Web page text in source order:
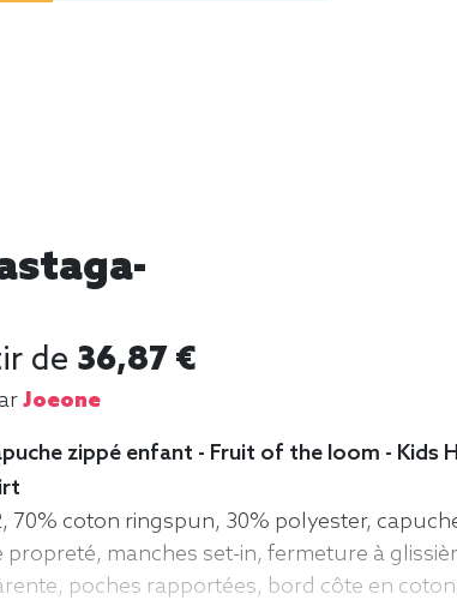
de 36,87 €
Joeone
zippé enfant - Fruit of the loom - Kids
70% coton ringspun, 30% polyester,
propreté, manches set-in, fermeture à
poches rapportées, bord côte en